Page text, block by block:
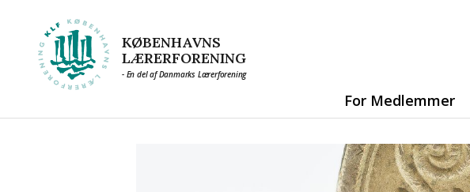
KØBENHAVNS
LÆRERFORENING
- En del af Danmarks Lærerforening
For Medlemmer